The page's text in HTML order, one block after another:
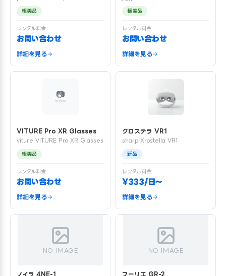
極美品
レンタル料金
お問い合わせ
詳細を見る
極美品
レンタル料金
お問い合わせ
詳細を見る
VITURE Pro XR Glasses
viture VITURE Pro XR Glasses
極美品
レンタル料金
お問い合わせ
詳細を見る
クロステラ VR1
sharp Xrostella VR1
新品
レンタル料金
¥333/日〜
詳細を見る
NO IMAGE
ノイラ 4NE-1
NO IMAGE
フーリエ GR-2